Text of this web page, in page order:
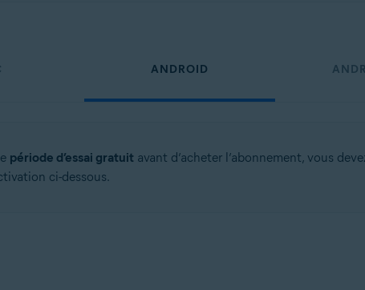
ANDROID
période d’essai gratuit avant d’acheter l’abonnement, vous
ci-dessous.